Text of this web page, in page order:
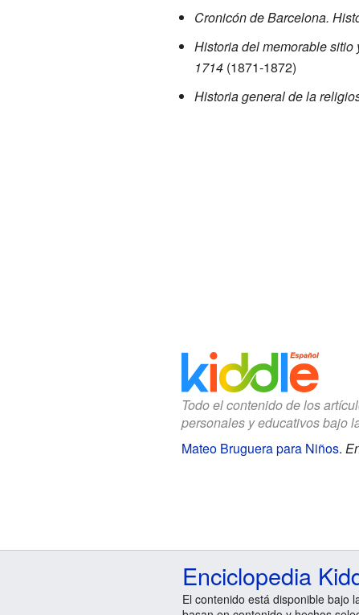
Cronicón de Barcelona.
Historia del memorable
1714(1871-1872)
Historia general de la
Todo el contenido de los
personales y educativos bajo
Mateo Bruguera para Niños.
Enciclopedia
El contenido está disponible bajo